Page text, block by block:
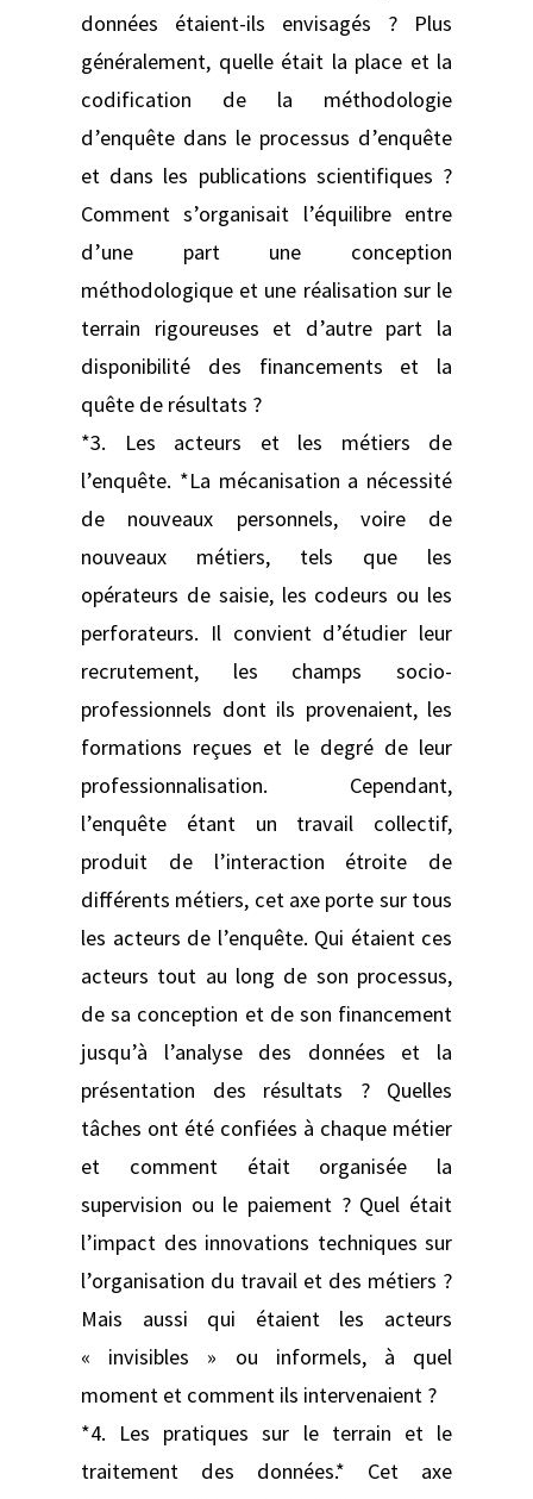
données étaient-ils envisagés ? Plus
généralement, quelle était la place et la
codification de la méthodologie
d’enquête dans le processus d’enquête
et dans les publications scientifiques ?
Comment s’organisait l’équilibre entre
d’une part une conception
méthodologique et une réalisation sur le
terrain rigoureuses et d’autre part la
disponibilité des financements et la
quête de résultats ?
*3. Les acteurs et les métiers de
l’enquête. *La mécanisation a nécessité
de nouveaux personnels, voire de
nouveaux métiers, tels que les
opérateurs de saisie, les codeurs ou les
perforateurs. Il convient d’étudier leur
recrutement, les champs socio-
professionnels dont ils provenaient, les
formations reçues et le degré de leur
professionnalisation. Cependant,
l’enquête étant un travail collectif,
produit de l’interaction étroite de
différents métiers, cet axe porte sur tous
les acteurs de l’enquête. Qui étaient ces
acteurs tout au long de son processus,
de sa conception et de son financement
jusqu’à l’analyse des données et la
présentation des résultats ? Quelles
tâches ont été confiées à chaque métier
et comment était organisée la
supervision ou le paiement ? Quel était
l’impact des innovations techniques sur
l’organisation du travail et des métiers ?
Mais aussi qui étaient les acteurs
« invisibles » ou informels, à quel
moment et comment ils intervenaient ?
*4. Les pratiques sur le terrain et le
traitement des données.* Cet axe